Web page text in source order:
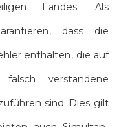
Landes. Als
dass die
enthalten, die auf
falsch verstandene
sind. Dies gilt